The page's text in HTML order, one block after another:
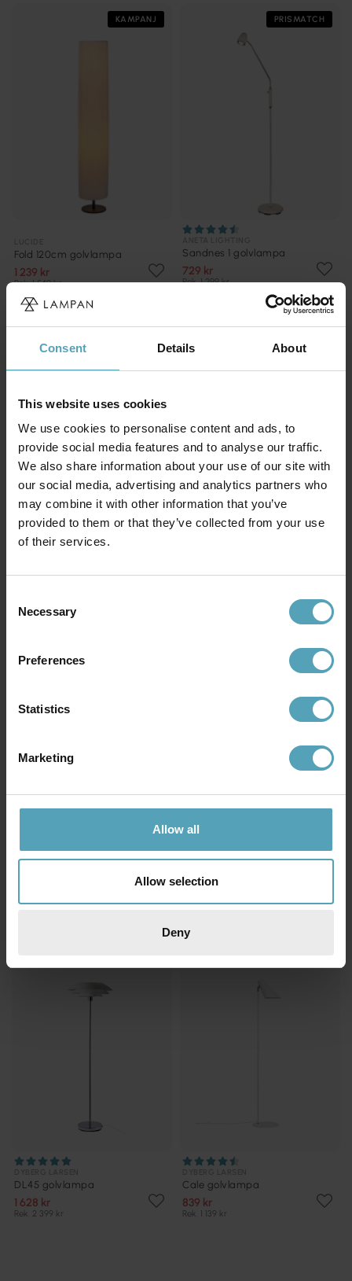
Consent Details About
This website uses cookies
We use cookies to personalise content and ads, to
provide social media features and to analyse our traffic.
We also share information about your use of our site with
our social media, advertising and analytics partners who
may combine it with other information that you’ve
provided to them or that they’ve collected from your use
of their services.
Selection
Necessary
Preferences
Statistics
Marketing
Allow all
Allow selection
Deny
KAMPANJ
Fold 120cm golvlampa
1 239 kr
Rek. 1 549 kr
PRISMATCH
Sandnes 1 golvlampa
729 kr
Rek. 1 299 kr
KAMPANJ PRISMATCH
ANETA LIGHTING
Rek. 2 199 kr
DYBERG LARSEN
Skagen 2 golvlampa
Rek. 1 459 kr
DL45 golvlampa
1 628 kr
Rek. 2 399 kr
Cale golvlampa
839 kr
Rek. 1 139 kr